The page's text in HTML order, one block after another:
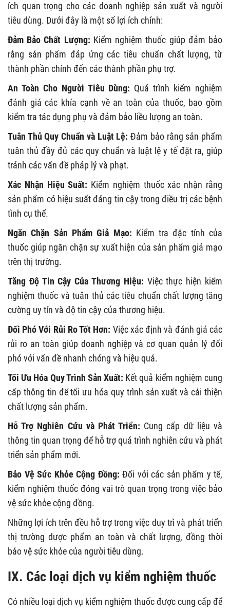
ích quan trọng cho các doanh nghiệp sản xuất và người
tiêu dùng. Dưới đây là một số lợi ích chính:
Đảm Bảo Chất Lượng: Kiểm nghiệm thuốc giúp đảm bảo
rằng sản phẩm đáp ứng các tiêu chuẩn chất lượng, từ
thành phần chính đến các thành phần phụ trợ.
An Toàn Cho Người Tiêu Dùng: Quá trình kiểm nghiệm
đánh giá các khía cạnh về an toàn của thuốc, bao gồm
kiểm tra tác dụng phụ và đảm bảo liều lượng an toàn.
Tuân Thủ Quy Chuẩn và Luật Lệ:Đảm bảo rằng sản phẩm
tuân thủ đầy đủ các quy chuẩn và luật lệ y tế đặt ra, giúp
tránh các vấn đề pháp lý và phạt.
Xác Nhận Hiệu Suất: Kiểm nghiệm thuốc xác nhận rằng
sản phẩm có hiệu suất đáng tin cậy trong điều trị các bệnh
tình cụ thể.
Ngăn Chặn Sản Phẩm Giả Mạo: Kiểm tra đặc tính của
thuốc giúp ngăn chặn sự xuất hiện của sản phẩm giả mạo
trên thị trường.
Tăng Độ Tin Cậy Của Thương Hiệu: Việc thực hiện kiểm
nghiệm thuốc và tuân thủ các tiêu chuẩn chất lượng tăng
cường uy tín và độ tin cậy của thương hiệu.
Đối Phó Với Rủi Ro Tốt Hơn: Việc xác định và đánh giá các
rủi ro an toàn giúp doanh nghiệp và cơ quan quản lý đối
phó với vấn đề nhanh chóng và hiệu quả.
Tối Ưu Hóa Quy Trình Sản Xuất: Kết quả kiểm nghiệm cung
cấp thông tin để tối ưu hóa quy trình sản xuất và cải thiện
chất lượng sản phẩm.
Hỗ Trợ Nghiên Cứu và Phát Triển: Cung cấp dữ liệu và
thông tin quan trọng để hỗ trợ quá trình nghiên cứu và phát
triển sản phẩm mới.
Bảo Vệ Sức Khỏe Cộng Đồng: Đối với các sản phẩm y tế,
kiểm nghiệm thuốc đóng vai trò quan trọng trong việc bảo
vệ sức khỏe cộng đồng.
Những lợi ích trên đều hỗ trợ trong việc duy trì và phát triển
thị trường dược phẩm an toàn và chất lượng, đồng thời
bảo vệ sức khỏe của người tiêu dùng.
IX. Các loại dịch vụ kiểm nghiệm thuốc
Có nhiều loại dịch vụ kiểm nghiệm thuốc được cung cấp để